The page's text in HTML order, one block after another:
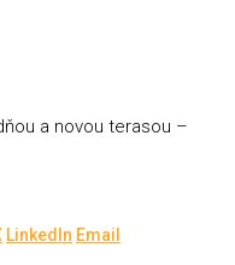
a novou terasou –
LinkedIn Email